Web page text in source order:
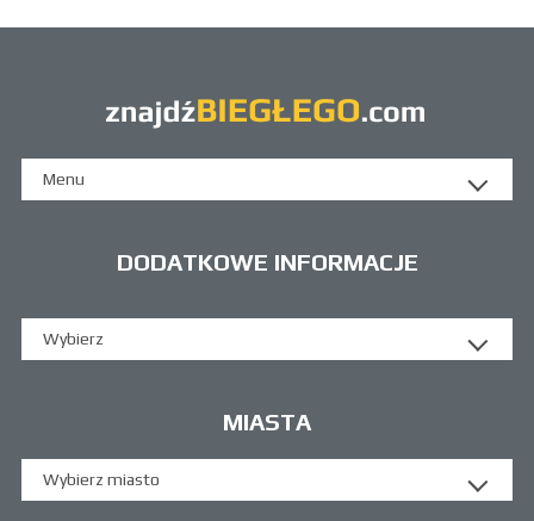
Menu
DODATKOWE INFORMACJE
Wybierz
MIASTA
Wybierz miasto